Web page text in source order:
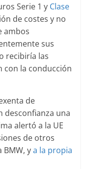
Serie 1 y Clase
de costes y no
ambos
sus
recibiría las
con la conducción
de
desconfianza una
alertó a la UE
de otros
ya la propia